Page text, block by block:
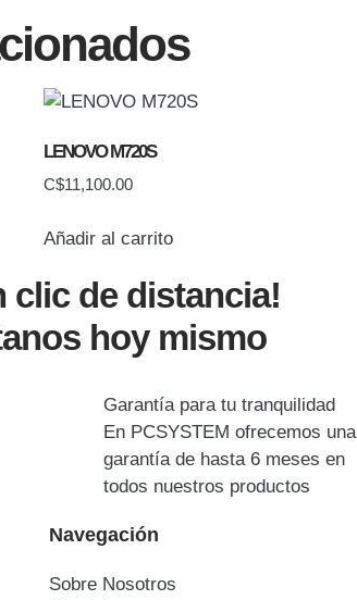
LENOVO M720S
C$11,100.00
Añadir al carrito
clic de distancia!
hoy mismo
Garantía para tu tranquilidad
En PCSYSTEM ofrecemos una
garantía de hasta 6 meses en
todos nuestros productos
Navegación
Sobre Nosotros